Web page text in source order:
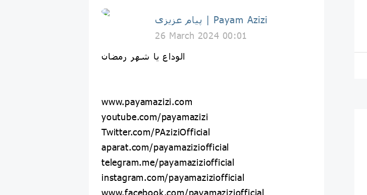
پیام عزیزی | Payam Azizi
26 March 2024 00:01
الوداع یا شهر رمضان
www.payamazizi.com
youtube.com/payamazizi
Twitter.com/PAziziOfficial
aparat.com/payamaziziofficial
telegram.me/payamaziziofficial
instagram.com/payamaziziofficial
www.facebook.com/payamaziziofficial